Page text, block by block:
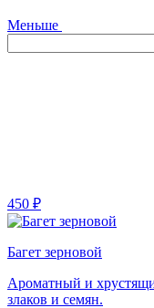
Меньше
450 ₽
Багет зерновой
Ароматный и
злаков и семян.